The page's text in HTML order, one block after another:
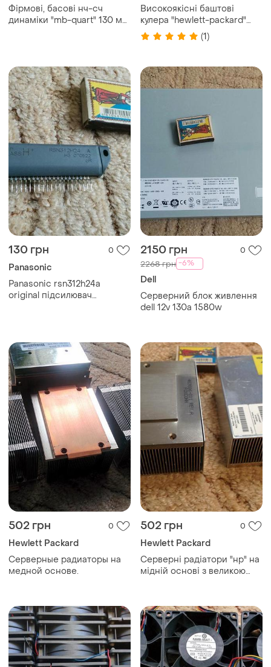
Фірмові, басові нч-сч
динаміки "mb-quart" 130 мм
Високоякісні баштові
кулера "hewlett-packard"
для intel 775
(1)
130 грн 0
Panasonic
Panasonic rsn312h24a
original підсилювач
2150 грн 0
2268 грн -6%
Dell
Серверний блок живлення
dell 12v 130a 1580w
502 грн 0
Hewlett Packard
Серверные радиаторы на
медной основе.
502 грн 0
Hewlett Packard
Серверні радіатори "нр" на
мідній основі з великою